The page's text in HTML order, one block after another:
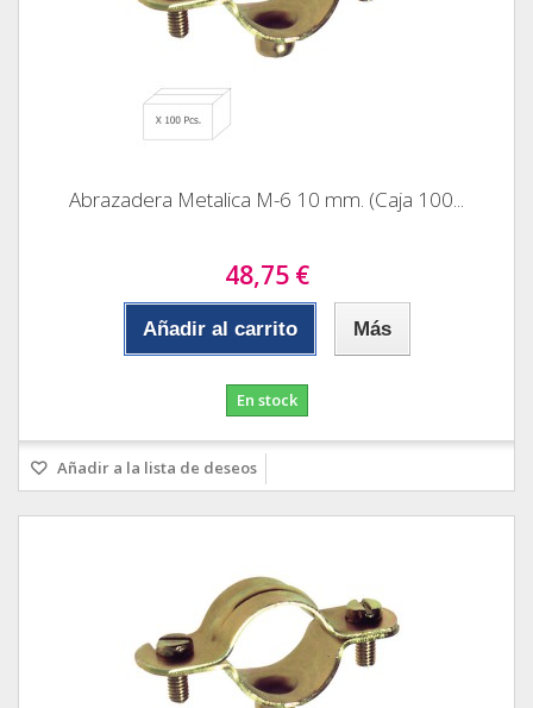
Abrazadera Metalica M-6 10 mm. (Caja 100...
48,75 €
Añadir al carrito Más
En stock
Añadir a la lista de deseos